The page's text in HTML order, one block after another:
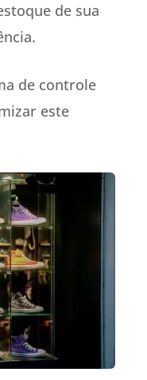
de sua
de controle
este